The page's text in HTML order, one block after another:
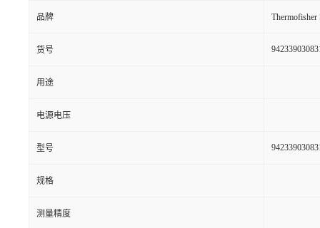
品牌
货号
用途
电源电压
型号
规格
测量精度